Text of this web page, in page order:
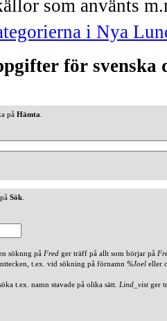
som använts
i Nya
för svenska
på Hämta
Sök
söknng på Fred ger träff på allt som börjar på
t.ex. vid sökning på förnamn %Joel eller
t.ex. namn stavade på olika sätt. Lind_vistger